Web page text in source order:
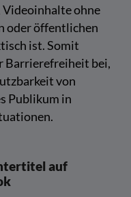
ohne
oder öffentlichen
ist. Somit
Barrierefreiheit bei,
von
Publikum in
auf